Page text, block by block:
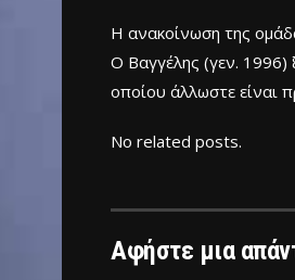
Η ανακοίνωση της
Ο Βαγγέλης (γεν. 1996)
οποίου άλλωστε είναι
No related posts.
Αφήστε μια